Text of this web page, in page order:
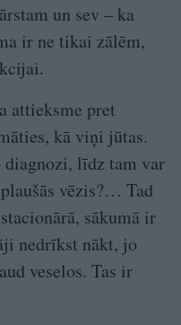
un sev – ka
ir ne tikai zālēm,
attieksme pret
kā viņi jūtas.
diagnozi, līdz tam var
vēzis?… Tad
sākumā ir
nedrīkst nākt, jo
veselos. Tas ir